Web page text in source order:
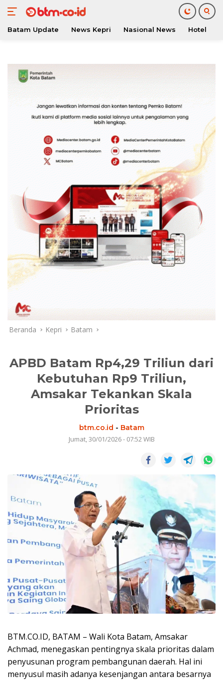
konten
Batam Update News Kepri Nasional News Hotel
Beranda Kepri Batam
APBD Batam Rp4,29 Triliun dari
Kebutuhan Rp9 Triliun,
Amsakar Tekankan Skala
Prioritas
btm.co.id - Batam
Jumat, 30/01/2026 - 07:52 WIB
BTM.CO.ID, BATAM – Wali Kota Batam, Amsakar
Achmad, menegaskan pentingnya skala prioritas dalam
penyusunan program pembangunan daerah. Hal ini
menyusul masih adanya kesenjangan antara besarnya